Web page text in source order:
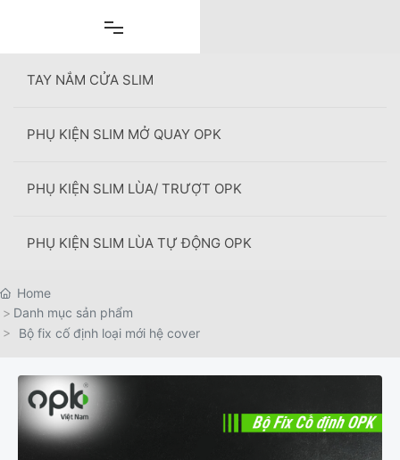
+
TAY NẮM CỬA SLIM
PHỤ KIỆN SLIM MỞ QUAY OPK
PHỤ KIỆN SLIM LÙA/ TRƯỢT OPK
PHỤ KIỆN SLIM LÙA TỰ ĐỘNG OPK
Home
Danh mục sản phẩm
Bộ fix cố định loại mới hệ cover